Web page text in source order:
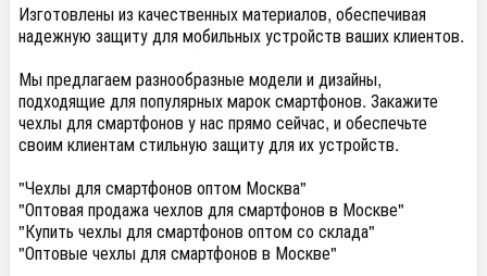
Изготовлены из качественных материалов, обеспечивая
надежную защиту для мобильных устройств ваших клиентов.
Мы предлагаем разнообразные модели и дизайны,
подходящие для популярных марок смартфонов. Закажите
чехлы для смартфонов у нас прямо сейчас, и обеспечьте
своим клиентам стильную защиту для их устройств.
"Чехлы для смартфонов оптом Москва"
"Оптовая продажа чехлов для смартфонов в Москве"
"Купить чехлы для смартфонов оптом со склада"
"Оптовые чехлы для смартфонов в Москве"